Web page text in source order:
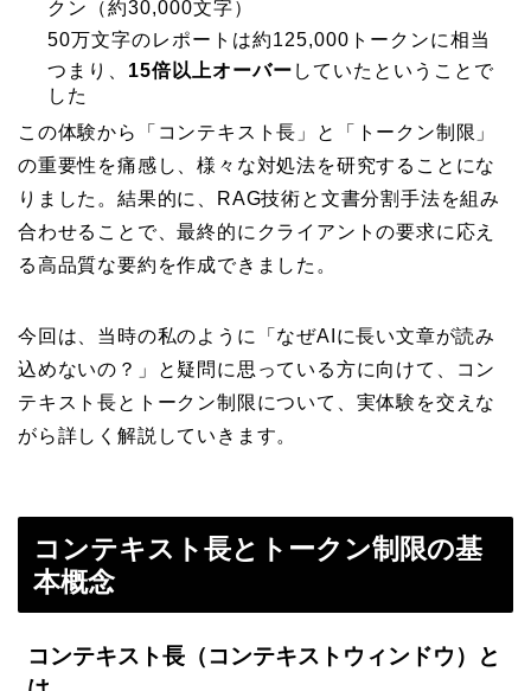
クン（約30,000文字）
50万文字のレポートは約125,000トークンに相当
つまり、 15倍以上オーバー していたということで
した
この体験から「コンテキスト長」と「トークン制限」
の重要性を痛感し、様々な対処法を研究することにな
りました。結果的に、RAG技術と文書分割手法を組み
合わせることで、最終的にクライアントの要求に応え
る高品質な要約を作成できました。
今回は、当時の私のように「なぜAIに長い文章が読み
込めないの？」と疑問に思っている方に向けて、コン
テキスト長とトークン制限について、実体験を交えな
がら詳しく解説していきます。
コンテキスト長とトークン制限の基
本概念
コンテキスト長（コンテキストウィンドウ）と